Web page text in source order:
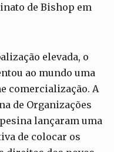
de Bishop em
elevada, o
ao mundo uma
comercialização. A
de Organizações
lançaram uma
de colocar os